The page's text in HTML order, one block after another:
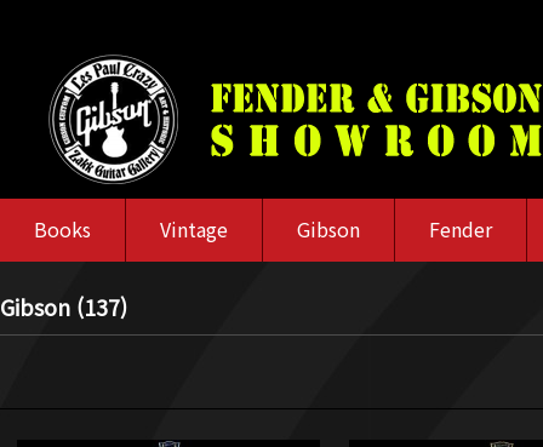
Books Vintage Gibson Fender
Gibson (137)